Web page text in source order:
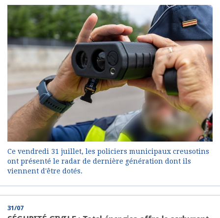
Ce vendredi 31 juillet, les policiers municipaux creusotins
ont présenté le radar de dernière génération dont ils
viennent d'être dotés.
31/07